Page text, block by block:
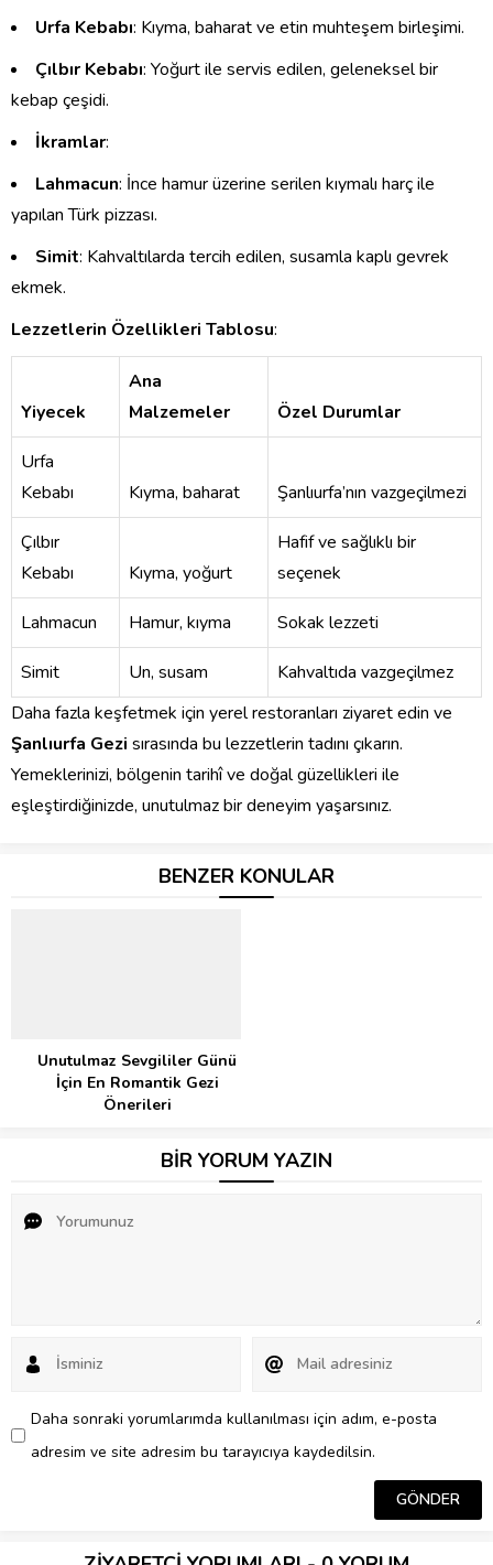
Urfa Kebabı: Kıyma, baharat ve etin muhteşem birleşimi.
Çılbır Kebabı: Yoğurt ile servis edilen, geleneksel bir
kebap çeşidi.
İkramlar:
Lahmacun: İnce hamur üzerine serilen kıymalı harç ile
yapılan Türk pizzası.
Simit: Kahvaltılarda tercih edilen, susamla kaplı gevrek
ekmek.
Lezzetlerin Özellikleri Tablosu:
Yiyecek
Ana
Malzemeler
Özel Durumlar
Urfa
Kebabı
Kıyma, baharat Şanlıurfa’nın vazgeçilmezi
Çılbır
Kebabı
Kıyma, yoğurt
Hafif ve sağlıklı bir
seçenek
Lahmacun Hamur, kıyma Sokak lezzeti
Simit Un, susam
Kahvaltıda vazgeçilmez
Daha fazla keşfetmek için yerel restoranları ziyaret edin ve
Şanlıurfa Gezi sırasında bu lezzetlerin tadını çıkarın.
Yemeklerinizi, bölgenin tarihî ve doğal güzellikleri ile
eşleştirdiğinizde, unutulmaz bir deneyim yaşarsınız.
BENZER KONULAR
Unutulmaz Sevgililer Günü
İçin En Romantik Gezi
Önerileri
BİR YORUM YAZIN
Daha sonraki yorumlarımda kullanılması için adım, e-posta
adresim ve site adresim bu tarayıcıya kaydedilsin.